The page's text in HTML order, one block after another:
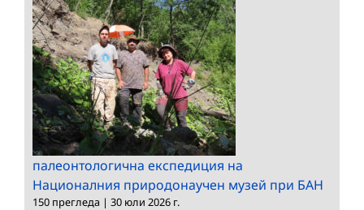
палеонтологична експедиция на
Националния природонаучен музей при БАН
150 прегледа | 30 юли 2026 г.